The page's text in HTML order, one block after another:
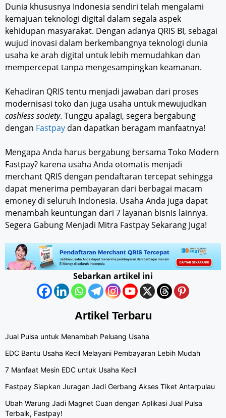
Dunia khususnya Indonesia sendiri telah mengalami
kemajuan teknologi digital dalam segala aspek
kehidupan masyarakat. Dengan adanya QRIS BI, sebagai
wujud inovasi dalam berkembangnya teknologi dunia
usaha ke arah digital untuk lebih memudahkan dan
mempercepat tanpa mengesampingkan keamanan.
Kehadiran QRIS tentu menjadi jawaban dari proses
modernisasi toko dan juga usaha untuk mewujudkan
cashless society. Tunggu apalagi, segera bergabung
dengan Fastpay dan dapatkan beragam manfaatnya!
Mengapa Anda harus bergabung bersama Toko Modern
Fastpay? karena usaha Anda otomatis menjadi
merchant QRIS dengan pendaftaran tercepat sehingga
dapat menerima pembayaran dari berbagai macam
emoney di seluruh Indonesia. Usaha Anda juga dapat
menambah keuntungan dari 7 layanan bisnis lainnya.
Segera Gabung Menjadi Mitra Fastpay Sekarang Juga!
Sebarkan artikel ini
Artikel Terbaru
Jual Pulsa untuk Menambah Peluang Usaha
EDC Bantu Usaha Kecil Melayani Pembayaran Lebih Mudah
7 Manfaat Mesin EDC untuk Usaha Kecil
Fastpay Siapkan Juragan Jadi Gerbang Akses Tiket Antarpulau
Ubah Warung Jadi Magnet Cuan dengan Aplikasi Jual Pulsa
Terbaik, Fastpay!